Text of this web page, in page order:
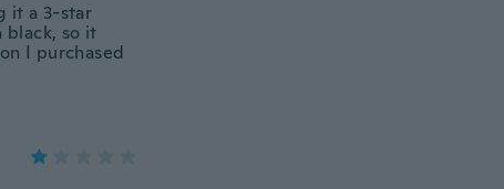
it a 3-star
black, so it
I purchased